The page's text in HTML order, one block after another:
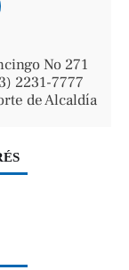
No 271
2231-7777
de Alcaldía